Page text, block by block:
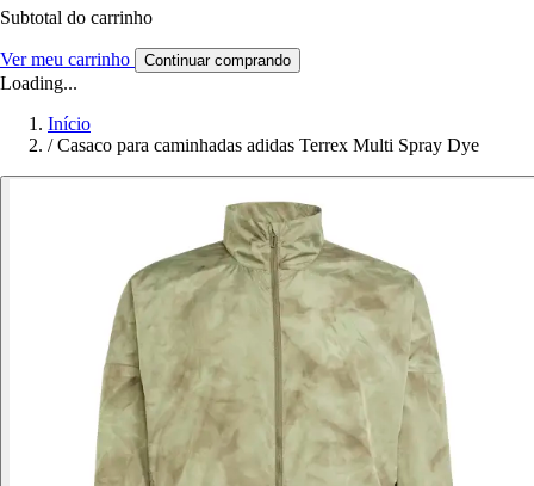
Subtotal do carrinho
Ver meu carrinho Continuar comprando
Loading...
Início
/ Casaco para caminhadas adidas Terrex Multi Spray Dye